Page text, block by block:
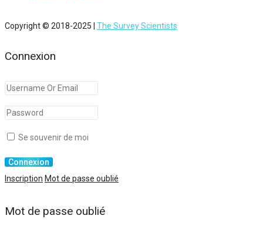
Copyright © 2018-2025 | The Survey Scientists
Connexion
Se souvenir de moi
Inscription Mot de passe oublié
Mot de passe oublié